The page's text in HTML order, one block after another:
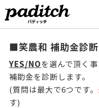
■笑農和 補助金診
YES/NOを選んで頂く
補助金を診断します。
(質問は最大で6つです。
す)